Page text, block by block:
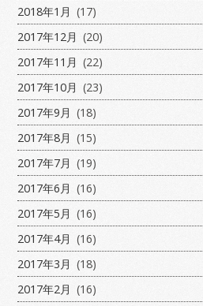
2018年1月 (17)
2017年12月 (20)
2017年11月 (22)
2017年10月 (23)
2017年9月 (18)
2017年8月 (15)
2017年7月 (19)
2017年6月 (16)
2017年5月 (16)
2017年4月 (16)
2017年3月 (18)
2017年2月 (16)